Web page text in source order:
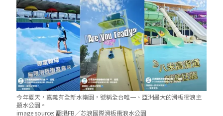
今年夏天，嘉義有全新水樂園，號稱全台唯一、亞洲最大的滑板衝浪主
題水公園。
image source: 翻攝FB／芯浪國際滑板衝浪水公園